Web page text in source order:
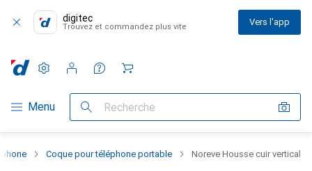
digitec
Trouvez et commandez plus vite Vers l'app
Navigation par catégorie
Menu Recherche
Paramètres
Compte client
Listes de comparaison
Listes d'envies
Panier
Coque pour téléphone portable Noreve Housse cuir vertical